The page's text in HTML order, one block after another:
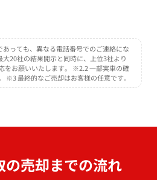
っても、異なる電話番号でのご連絡にな
20社の結果開示と同時に、上位3社より
をお願いいたします。 ※2.2 一部実車の確
※3 最終的なご売却はお客様の任意です。
の売却までの流れ